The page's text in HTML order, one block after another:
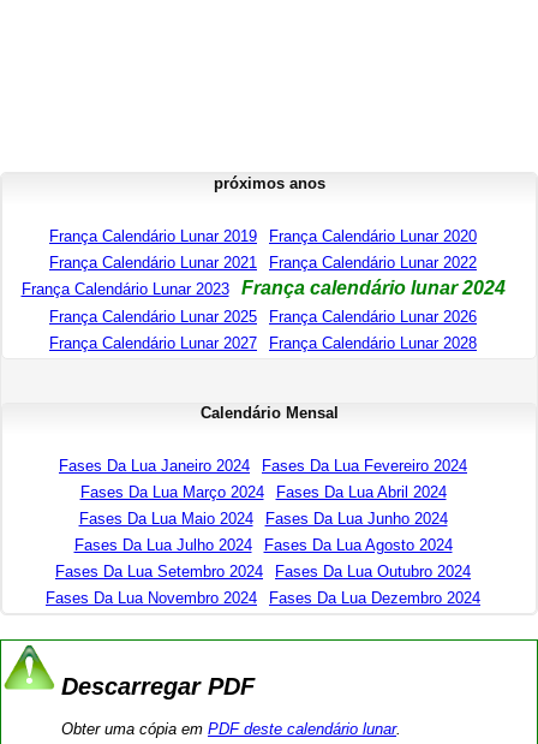
próximos anos
França Calendário Lunar 2019
França Calendário Lunar 2020
França Calendário Lunar 2021
França Calendário Lunar 2022
França Calendário Lunar 2023
França calendário lunar 2024
França Calendário Lunar 2025
França Calendário Lunar 2026
França Calendário Lunar 2027
França Calendário Lunar 2028
Calendário Mensal
Fases Da Lua Janeiro 2024
Fases Da Lua Fevereiro 2024
Fases Da Lua Março 2024
Fases Da Lua Abril 2024
Fases Da Lua Maio 2024
Fases Da Lua Junho 2024
Fases Da Lua Julho 2024
Fases Da Lua Agosto 2024
Fases Da Lua Setembro 2024
Fases Da Lua Outubro 2024
Fases Da Lua Novembro 2024
Fases Da Lua Dezembro 2024
Descarregar PDF
Obter uma cópia em PDF deste calendário lunar.